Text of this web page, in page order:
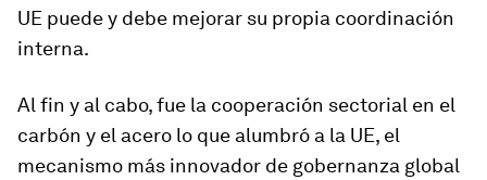
UE puede y debe mejorar su propia coordinación
interna.
Al fin y al cabo, fue la cooperación sectorial en el
carbón y el acero lo que alumbró a la UE, el
mecanismo más innovador de gobernanza global